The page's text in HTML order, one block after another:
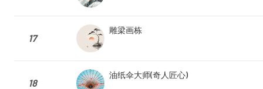
17
雕梁画栋
18
油纸伞大师(奇人匠心)